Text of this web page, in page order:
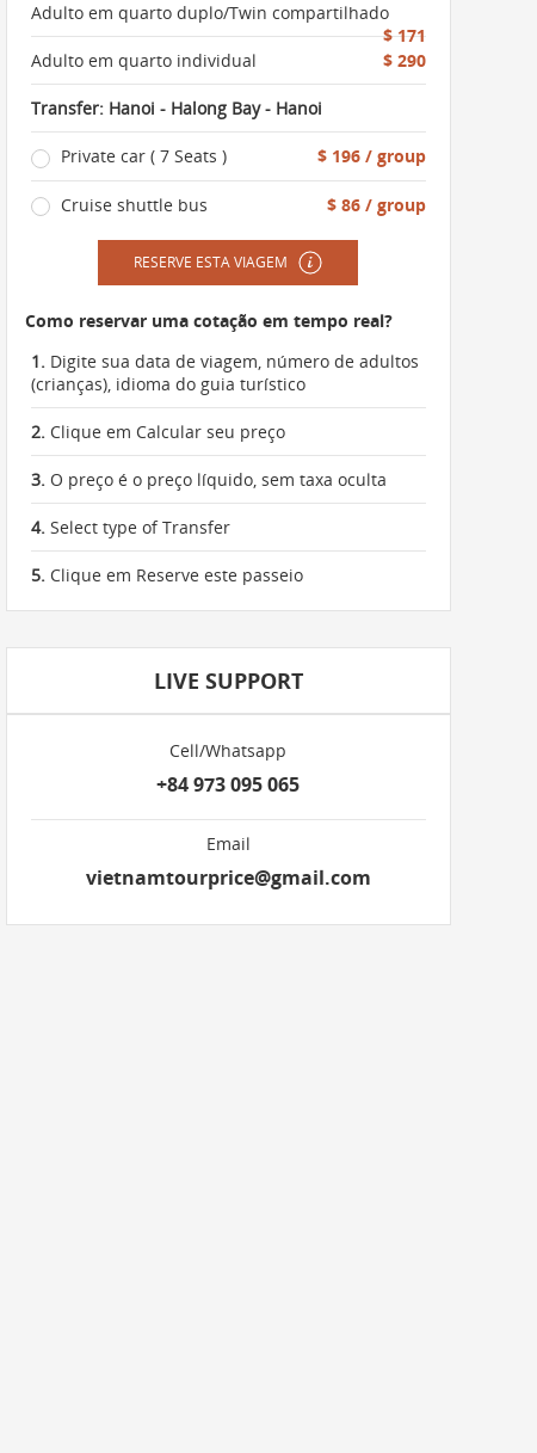
Adulto em quarto duplo/Twin compartilhado
$ 171
Adulto em quarto individual
$ 290
Transfer: Hanoi - Halong Bay - Hanoi
Private car ( 7 Seats ) $ 196 / group
Cruise shuttle bus $ 86 / group
RESERVE ESTA VIAGEM
Como reservar uma cotação em tempo real?
1. Digite sua data de viagem, número de adultos
(crianças), idioma do guia turístico
2. Clique em Calcular seu preço
3. O preço é o preço líquido, sem taxa oculta
4. Select type of Transfer
5. Clique em Reserve este passeio
LIVE SUPPORT
Cell/Whatsapp
+84 973 095 065
Email
vietnamtourprice@gmail.com